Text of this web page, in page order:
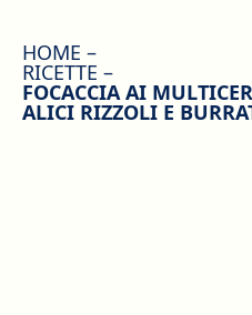
HOME
RICETTE
FOCACCIA AI
ALICI RIZZOLI E